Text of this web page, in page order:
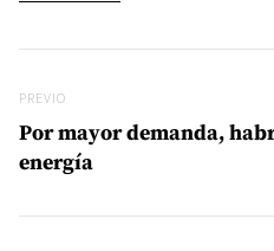
Previo
PREVIO
Por mayor demanda,
energía